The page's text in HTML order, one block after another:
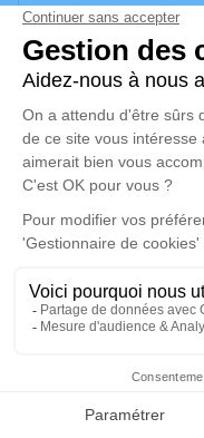
Faire-part
anecdote ou exprimer
ou des textes. Cet
honorer la mémoire de
Un service de
jeudi 02 mars
Église Saint
Rue Saint-